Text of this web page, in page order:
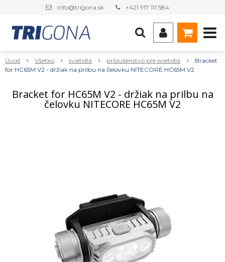
info@trigona.sk +421 917 111 584
Úvod Všetko svietidlá príslušenstvo pre svietidlá
Bracket
for HC65M V2 - držiak na prilbu na čelovku NITECORE HC65M V2
Bracket for HC65M V2 - držiak na prilbu na
čelovku NITECORE HC65M V2